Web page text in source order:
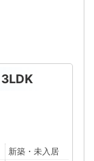
3LDK
新築・未入居